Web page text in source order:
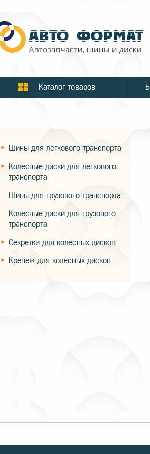
Каталог товаров
Шины для легкового транспорта
Колесные диски для легкового
транспорта
Шины для грузового транспорта
Колесные диски для грузового
транспорта
Секретки для колесных дисков
Крепеж для колесных дисков